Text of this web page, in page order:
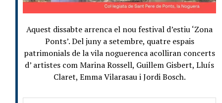
Aquest dissabte arrenca el nou festival d’estiu ‘Zona
Ponts’. Del juny a setembre, quatre espais
patrimonials de la vila noguerenca acolliran concerts
d’ artistes com Marina Rossell, Guillem Gisbert, Lluís
Claret, Emma Vilarasau i Jordi Bosch.